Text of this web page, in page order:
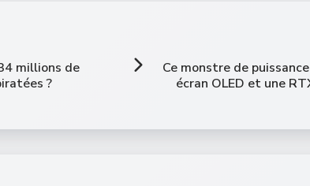
millions de
?
Ce monstre de
écran OLED et une